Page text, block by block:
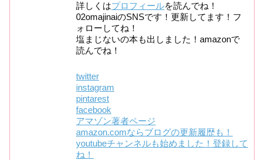
詳しくはプロフィールを読んでね！
02omajinaiのSNSです！更新してます！フ
ォローしてね！
塩まじないの本も出しました！amazonで
読んでね！
twitter
instagram
pintarest
facebook
アマゾン著者ページ
amazon.comならブログの更新履歴も！
youtubeチャンネルも始めました！登録して
ね！